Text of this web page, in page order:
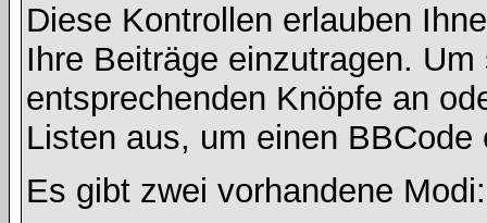
Diese Kontrollen erlauben
Ihre Beiträge einzutragen.
entsprechenden Knöpfe an
Listen aus, um einen BBCode
Es gibt zwei vorhandene